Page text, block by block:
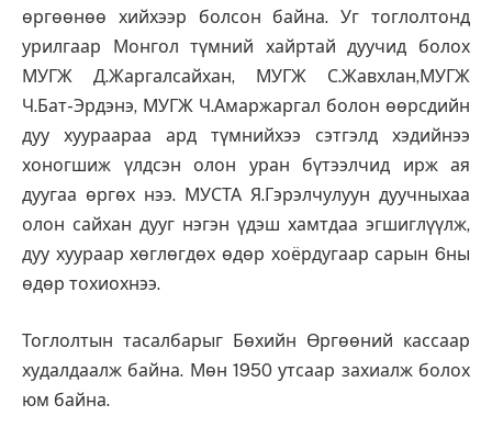
өргөөнөө хийхээр болсон байна. Уг тоглолтонд
урилгаар Монгол түмний хайртай дуучид болох
МУГЖ Д.Жаргалсайхан, МУГЖ С.Жавхлан,МУГЖ
Ч.Бат-Эрдэнэ, МУГЖ Ч.Амаржаргал болон өөрсдийн
дуу хуураараа ард түмнийхээ сэтгэлд хэдийнээ
хоногшиж үлдсэн олон уран бүтээлчид ирж ая
дуугаа өргөх нээ. МУСТА Я.Гэрэлчулуун дуучныхаа
олон сайхан дууг нэгэн үдэш хамтдаа эгшиглүүлж,
дуу хуураар хөглөгдөх өдөр хоёрдугаар сарын 6ны
өдөр тохиохнээ.
Тоглолтын тасалбарыг Бөхийн Өргөөний кассаар
худалдаалж байна. Мөн 1950 утсаар захиалж болох
юм байна.